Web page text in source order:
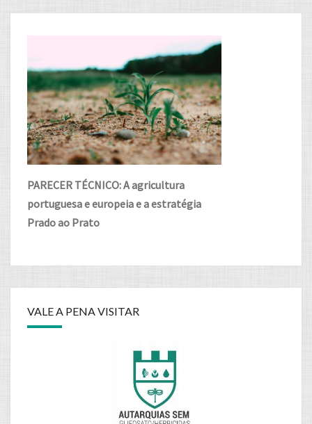
PARECER TÉCNICO: A agricultura
portuguesa e europeia e a estratégia
Prado ao Prato
VALE A PENA VISITAR